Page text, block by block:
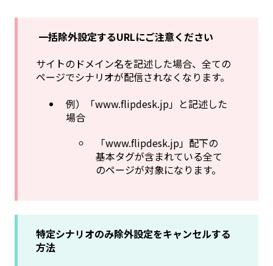
一括除外設定するURLにご注意ください
サイトのドメイン名を記述した場合、全ての
ページでシナリオが配信されなくなります。
例）「www.flipdesk.jp」と記述した
場合
「www.flipdesk.jp」配下の
基本タグが含まれている全て
のページが対象になります。
特定シナリオのみ除外設定をキャンセルする
方法